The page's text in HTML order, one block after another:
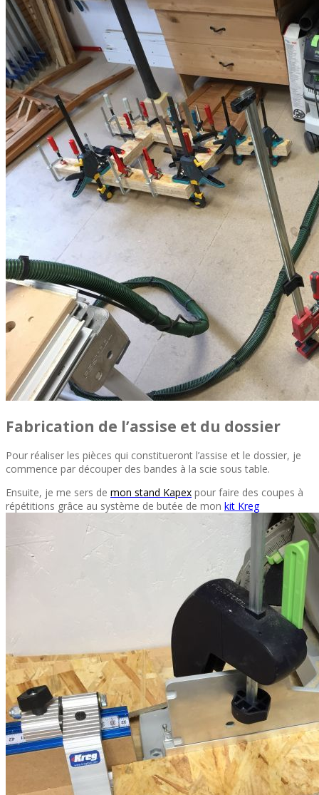
Fabrication de l’assise et du dossier
Pour réaliser les pièces qui constitueront l’assise et le dossier, je
commence par découper des bandes à la scie sous table.
Ensuite, je me sers de mon stand Kapex pour faire des coupes à
répétitions grâce au système de butée de mon kit Kreg